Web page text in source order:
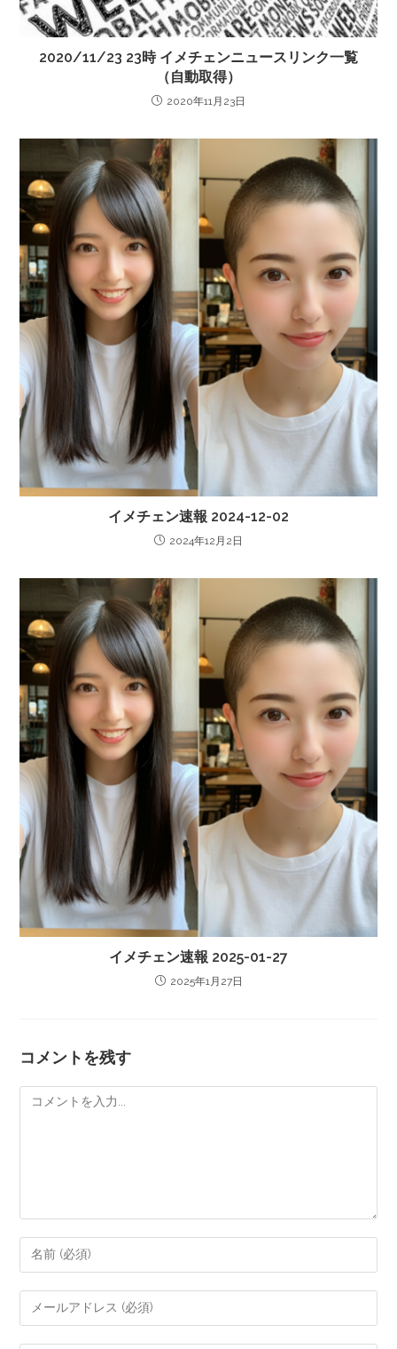
2020/11/23 23時 イメチェンニュースリンク一覧
（自動取得）
2020年11月23日
イメチェン速報 2024-12-02
2024年12月2日
イメチェン速報 2025-01-27
2025年1月27日
コメントを残す